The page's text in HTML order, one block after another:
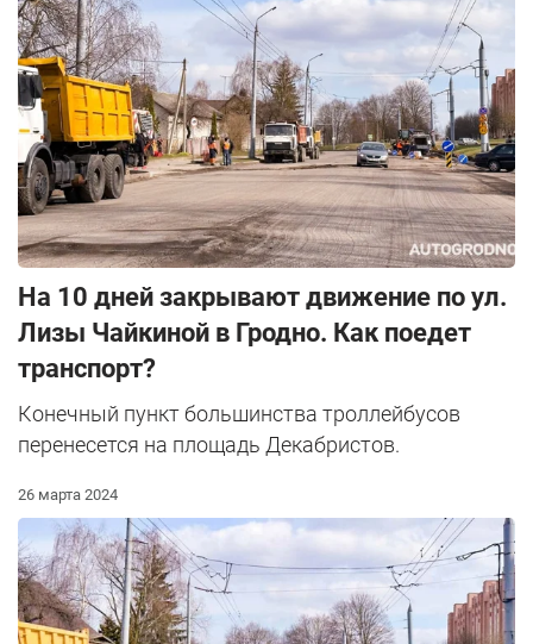
На 10 дней закрывают движение по ул.
Лизы Чайкиной в Гродно. Как поедет
транспорт?
Конечный пункт большинства троллейбусов
перенесется на площадь Декабристов.
26 марта 2024